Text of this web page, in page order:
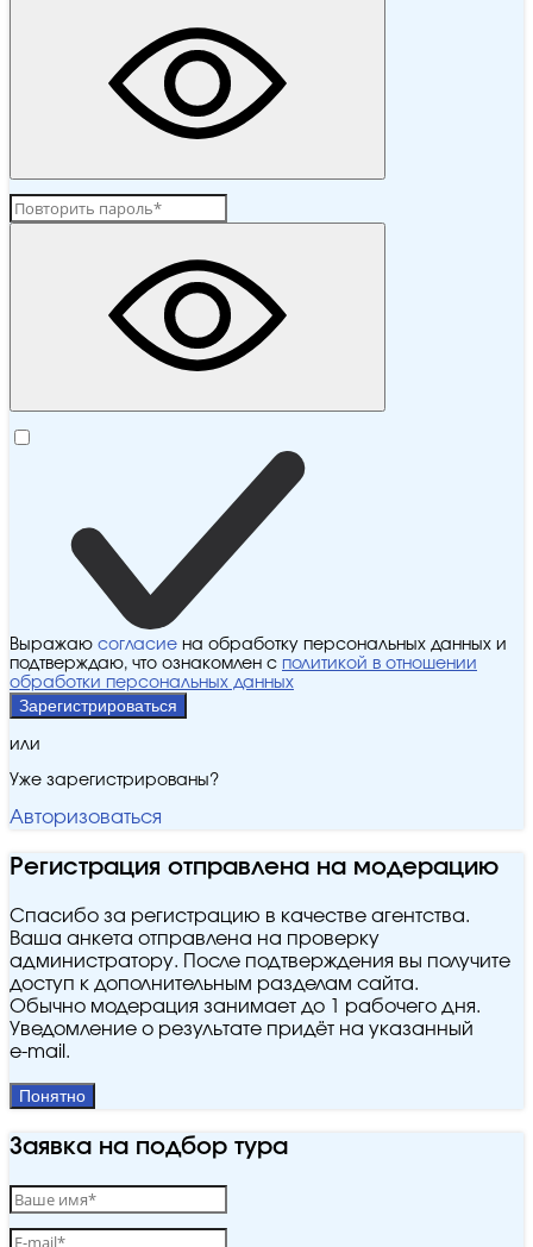
Выражаю согласие на обработку персональных данных и
подтверждаю, что ознакомлен с политикой в отношении
обработки персональных данных
Зарегистрироваться
или
Уже зарегистрированы?
Авторизоваться
Регистрация отправлена на модерацию
Спасибо за регистрацию в качестве агентства.
Ваша анкета отправлена на проверку
администратору. После подтверждения вы получите
доступ к дополнительным разделам сайта.
Обычно модерация занимает до 1 рабочего дня.
Уведомление о результате придёт на указанный
e‑mail.
Понятно
Заявка на подбор тура